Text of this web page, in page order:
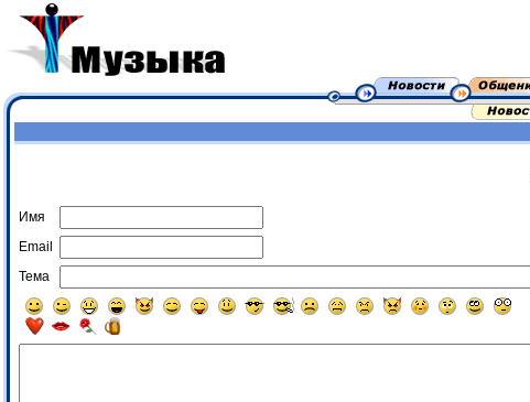
Имя
Email
Тема